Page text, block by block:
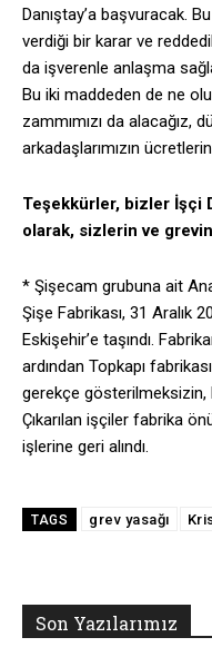
Danıştay’a başvuracak.
verdiği bir karar ve
da işverenle anlaşma
Bu iki maddeden de ne
zammımızı da alacağız,
arkadaşlarımızın
Teşekkürler, bizler İşçi
olarak, sizlerin ve
* Şişecam grubuna ait
Şişe Fabrikası, 31 Aralık
Eskişehir’e taşındı.
ardından Topkapı
gerekçe gösterilmeksizin,
Çıkarılan işçiler fabrika
işlerine geri alındı.
TAGS grev yasağı
Son Yazılarımız